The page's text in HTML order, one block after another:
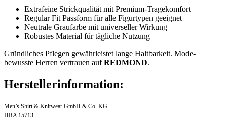
Extrafeine Strickqualität mit Premium-Tragekomfort
Regular Fit Passform für alle Figurtypen geeignet
Neutrale Graufarbe mit universeller Wirkung
Robustes Material für tägliche Nutzung
Gründliches Pflegen gewährleistet lange Haltbarkeit. Mode-
bewusste Herren vertrauen aufREDMOND.
Herstellerinformation:
Men’s Shirt & Knitwear GmbH & Co. KG
HRA 15713